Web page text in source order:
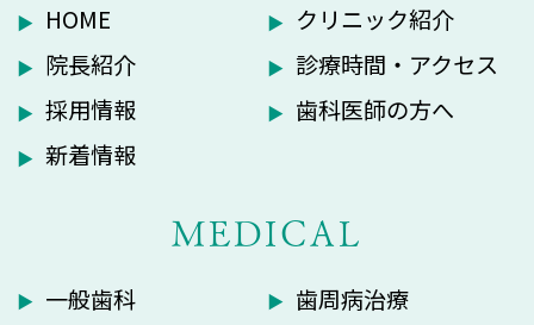
HOME
クリニック紹介
院長紹介
診療時間・アクセス
採用情報
歯科医師の方へ
新着情報
MEDICAL
一般歯科
歯周病治療